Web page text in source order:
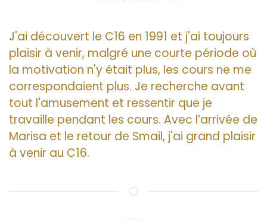
J'ai découvert le C16 en 1991 et j'ai toujours
plaisir à venir, malgré une courte période où
la motivation n'y était plus, les cours ne me
correspondaient plus. Je recherche avant
tout l'amusement et ressentir que je
travaille pendant les cours. Avec l’arrivée de
Marisa et le retour de Smail, j'ai grand plaisir
à venir au C16.